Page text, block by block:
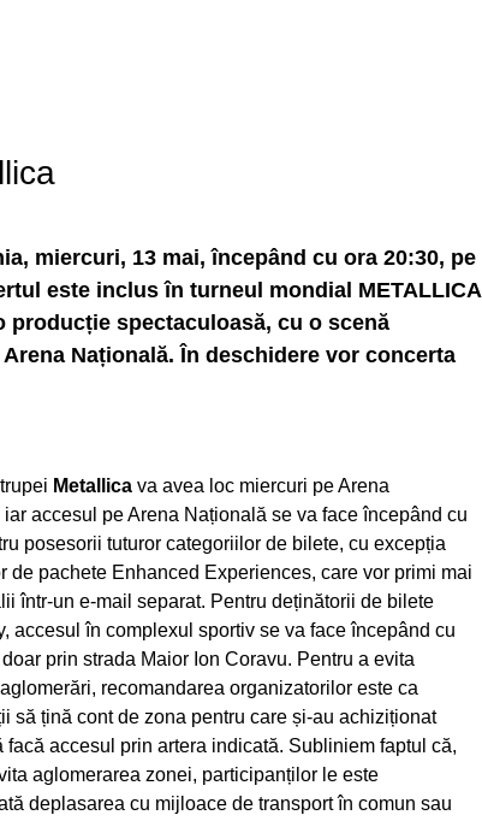
miercuri, 13 mai, începând cu ora 20:30, pe
este inclus în turneul mondial METALLICA
producție spectaculoasă, cu o scenă
Națională. În deschidere vor concerta
Metallica va avea loc miercuri pe Arena
iar accesul pe Arena Națională se va face începând cu
posesorii tuturor categoriilor de bilete, cu excepția
de pachete Enhanced Experiences, care vor primi mai
într-un e-mail separat. Pentru deținătorii de bilete
accesul în complexul sportiv se va face începând cu
prin strada Maior Ion Coravu. Pentru a evita
recomandarea organizatorilor este ca
să țină cont de zona pentru care și-au achiziționat
facă accesul prin artera indicată. Subliniem faptul că,
aglomerarea zonei, participanților le este
deplasarea cu mijloace de transport în comun sau